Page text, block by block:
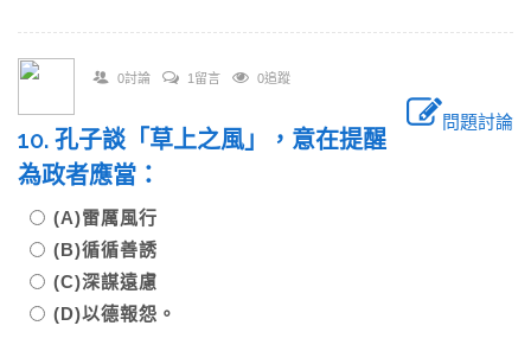
0討論 1留言 0追蹤
問題討論
10. 孔子談「草上之風」，意在提醒
為政者應當：
(A)雷厲風行
(B)循循善誘
(C)深謀遠慮
(D)以德報怨。